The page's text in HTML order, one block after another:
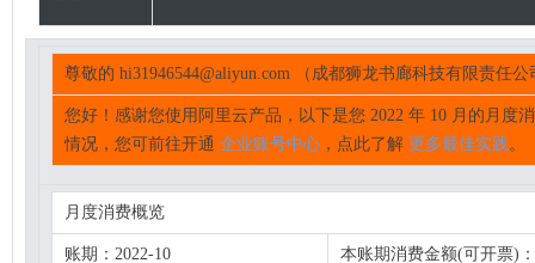
尊敬的 hi31946544@aliyun.com （成都狮龙书廊科技有限责任
您好！感谢您使用阿里云产品，以下是您 2022 年 10 月的月度
情况，您可前往开通 企业账号中心 ，点此了解 更多最佳实践。
月度消费概览
账期：2022-10 本账期消费金额(可开票)